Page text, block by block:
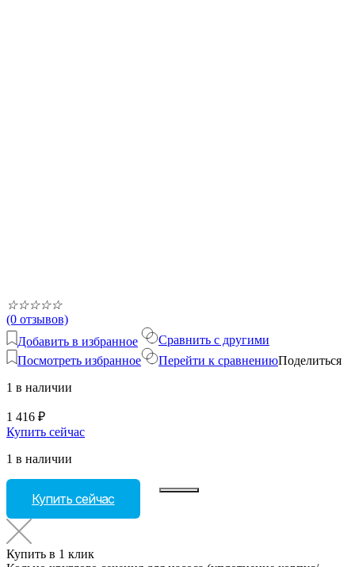
☆☆☆☆☆
(0 отзывов)
Добавить в избранное
Посмотреть избранное
Сравнить с другими
Перейти к сравнениюПоделиться
1 в наличии
1 416 ₽
Купить сейчас
1 в наличии
Купить сейчас
Количество
Купить в 1 клик